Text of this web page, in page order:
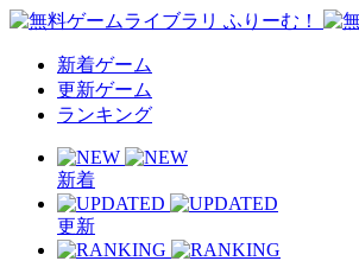
新着ゲーム
更新ゲーム
ランキング
新着
更新